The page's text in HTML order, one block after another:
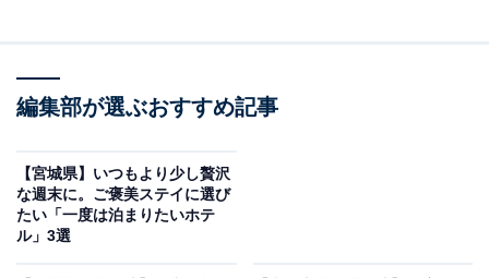
編集部が選ぶおすすめ記事
【宮城県】いつもより少し贅沢
な週末に。ご褒美ステイに選び
たい「一度は泊まりたいホテ
ル」3選